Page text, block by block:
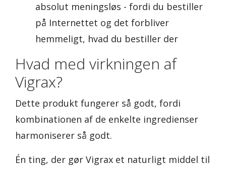
absolut meningsløs - fordi du bestiller
på Internettet og det forbliver
hemmeligt, hvad du bestiller der
Hvad med virkningen af
Vigrax?
Dette produkt fungerer så godt, fordi
kombinationen af de enkelte ingredienser
harmoniserer så godt.
Én ting, der gør Vigrax et naturligt middel til